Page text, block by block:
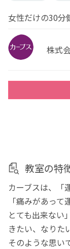
女性だけの30分
株式
教室の特
カーブスは、「
「痛みがあっ
とても出来ない
きたい、なりた
そのような思い